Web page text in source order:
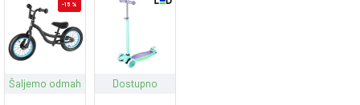
-15 %
Šaljemo odmah Dostupno